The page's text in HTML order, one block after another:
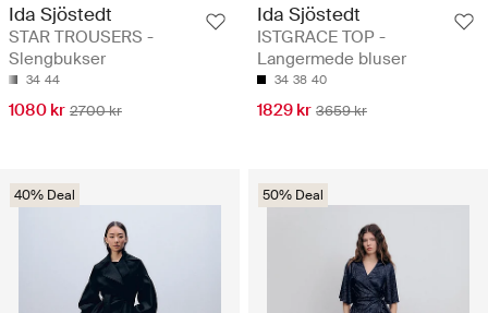
Ida Sjöstedt
STAR TROUSERS -
Slengbukser
34 44
1080 kr 2700 kr
Ida Sjöstedt
ISTGRACE TOP -
Langermede bluser
34 38 40
1829 kr 3659 kr
40% Deal 50% Deal